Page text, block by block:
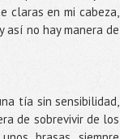
claras en mi cabeza,
así no hay manera de
tía sin sensibilidad,
de sobrevivir de los